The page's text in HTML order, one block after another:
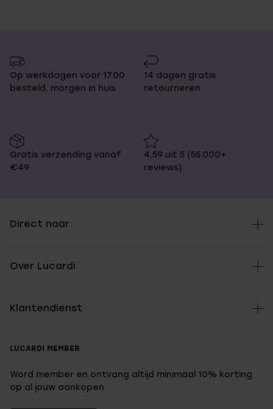
Op werkdagen voor 17.00
besteld, morgen in huis
14 dagen gratis
retourneren
Gratis verzending vanaf
€49
4,59 uit 5 (55.000+
reviews)
Direct naar
Over Lucardi
Klantendienst
LUCARDI MEMBER
Word member en ontvang altijd minimaal 10% korting
op al jouw aankopen